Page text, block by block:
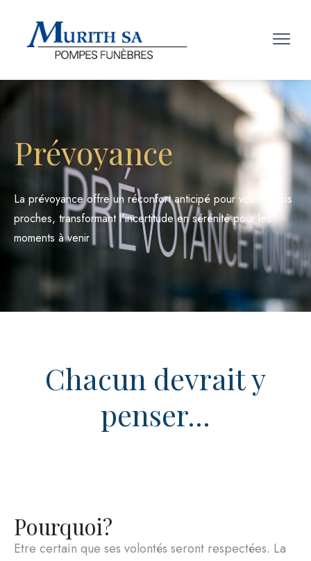
Prévoyance
La prévoyance offre un réconfort anticipé pour vous et vos
proches, transformant l'incertitude en sérénité pour les
moments à venir
Chacun devrait y
penser...
Pourquoi?
Etre certain que ses volontés seront respectées. La